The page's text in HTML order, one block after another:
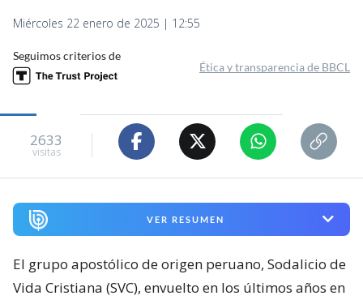
Miércoles 22 enero de 2025 | 12:55
Seguimos criterios de
Ética y transparencia de BBCL
2633
visitas
VER RESUMEN
El grupo apostólico de origen peruano, Sodalicio de
Vida Cristiana (SVC), envuelto en los últimos años en